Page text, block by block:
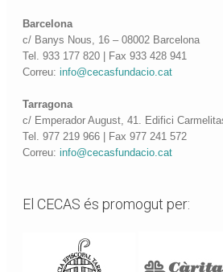
Barcelona
c/ Banys Nous, 16 – 08002 Barcelona
Tel. 933 177 820 | Fax 933 428 941
Correu:info@cecasfundacio.cat
Tarragona
c/ Emperador August, 41. Edifici
Tel. 977 219 966 | Fax 977 241 572
Correu:info@cecasfundacio.cat
El CECAS és promogut per: